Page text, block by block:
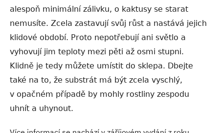
alespoň minimální zálivku, o kaktusy se starat
nemusíte. Zcela zastavují svůj růst a nastává jejich
klidové období. Proto nepotřebují ani světlo a
vyhovují jim teploty mezi pěti až osmi stupni.
Klidně je tedy můžete umístit do sklepa. Dbejte
také na to, že substrát má být zcela vyschlý,
v opačném případě by mohly rostliny zespodu
uhnít a uhynout.